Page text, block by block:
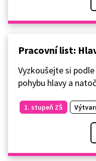
Pracovní list:
Vyzkoušejte si
pohybu hlavy a
1. stupeň ZŠ